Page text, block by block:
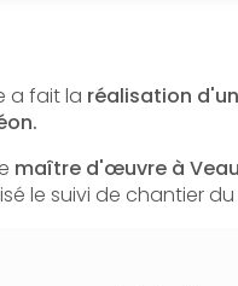
a fait la réalisation
maître d'œuvre à
le suivi de chantier